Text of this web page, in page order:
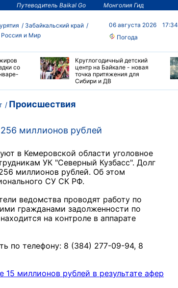
Путеводитель Baikal Go Монголия Гид
Забайкальский край
Россия и Мир
06 августа 2026
17:34
Погода
со
Круглогодичный детский
центр на Байкале - новая
точка притяжения для
Сибири и ДВ
Происшествия
миллионов рублей
в Кемеровской области уголовное
УК "Северный Кузбасс". Долг
миллионов рублей. Об этом
СУ СК РФ.
ведомства проводят работу по
гражданами задолженности по
на контроле в аппарате
по телефону: 8 (384) 277-09-94, 8
15 миллионов рублей в результате афер